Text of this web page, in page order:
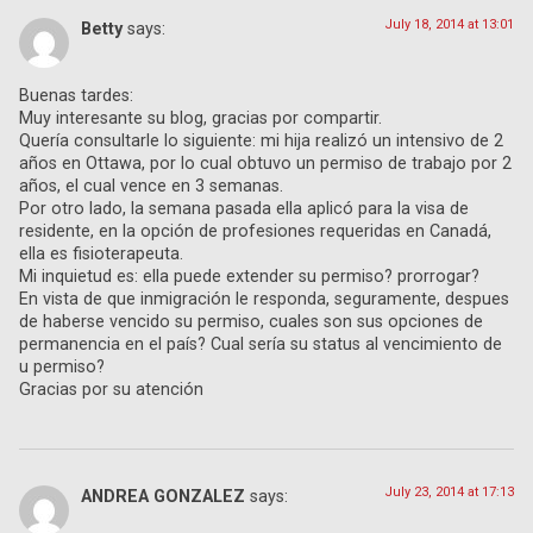
Betty says: July 18, 2014 at 13:01
Buenas tardes:
Muy interesante su blog, gracias por compartir.
Quería consultarle lo siguiente: mi hija realizó un intensivo de 2
años en Ottawa, por lo cual obtuvo un permiso de trabajo por 2
años, el cual vence en 3 semanas.
Por otro lado, la semana pasada ella aplicó para la visa de
residente, en la opción de profesiones requeridas en Canadá,
ella es fisioterapeuta.
Mi inquietud es: ella puede extender su permiso? prorrogar?
En vista de que inmigración le responda, seguramente, despues
de haberse vencido su permiso, cuales son sus opciones de
permanencia en el país? Cual sería su status al vencimiento de
u permiso?
Gracias por su atención
ANDREA GONZALEZ says: July 23, 2014 at 17:13